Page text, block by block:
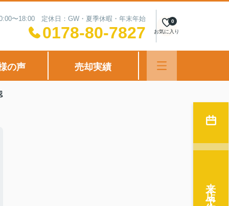
〜18:00 定休日：GW・夏季休暇・年末年始
0178-80-7827 お気に入り
0
の声 売却実績
来店予約